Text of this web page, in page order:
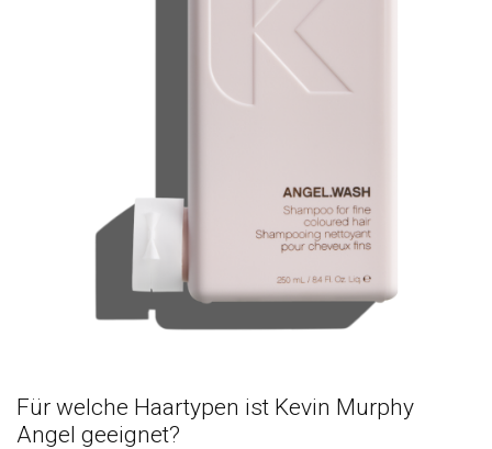
CombiDeals
Für welche Haartypen ist Kevin Murphy
Angel geeignet?